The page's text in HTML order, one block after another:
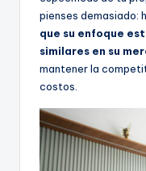
pienses demasiado:
que su enfoque
similares en su
mantener la
costos.